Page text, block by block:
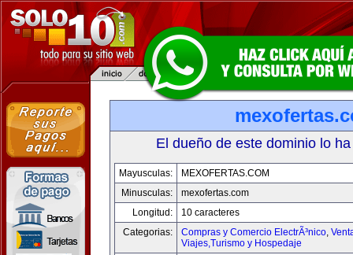
El dueño de este dominio lo
Mayusculas:
MEXOFERTAS.COM
Minusculas:
mexofertas.com
Longitud:
10 caracteres
Categorias:
Compras y Comercio ElectrÃ³nico,
Viajes,Turismo y Hospedaje